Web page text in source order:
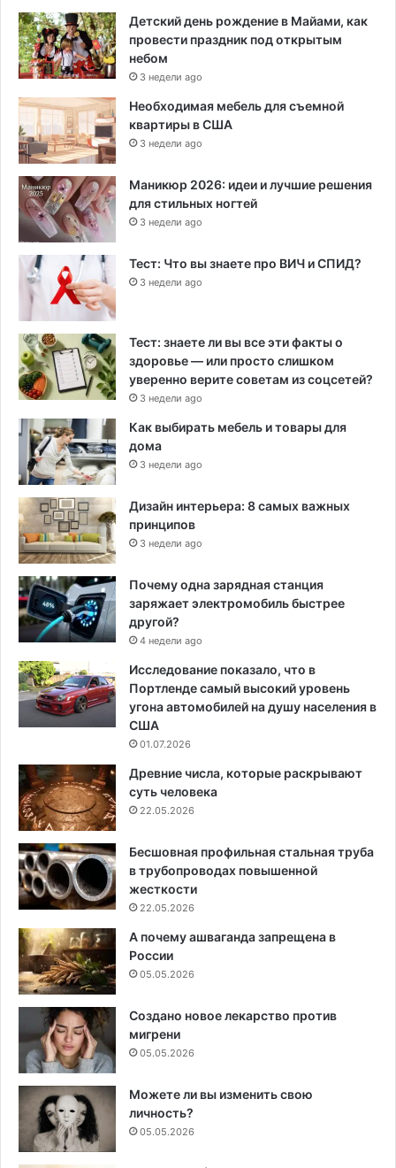
Детский день рождение в Майами, как
провести праздник под открытым
небом
3 недели ago
Необходимая мебель для съемной
квартиры в США
3 недели ago
Маникюр 2026: идеи и лучшие решения
для стильных ногтей
3 недели ago
Тест: Что вы знаете про ВИЧ и СПИД?
3 недели ago
Тест: знаете ли вы все эти факты о
здоровье — или просто слишком
уверенно верите советам из соцсетей?
3 недели ago
Как выбирать мебель и товары для
дома
3 недели ago
Дизайн интерьера: 8 самых важных
принципов
3 недели ago
Почему одна зарядная станция
заряжает электромобиль быстрее
другой?
4 недели ago
Исследование показало, что в
Портленде самый высокий уровень
угона автомобилей на душу населения в
США
01.07.2026
Древние числа, которые раскрывают
суть человека
22.05.2026
Бесшовная профильная стальная труба
в трубопроводах повышенной
жесткости
22.05.2026
А почему ашваганда запрещена в
России
05.05.2026
Создано новое лекарство против
мигрени
05.05.2026
Можете ли вы изменить свою
личность?
05.05.2026